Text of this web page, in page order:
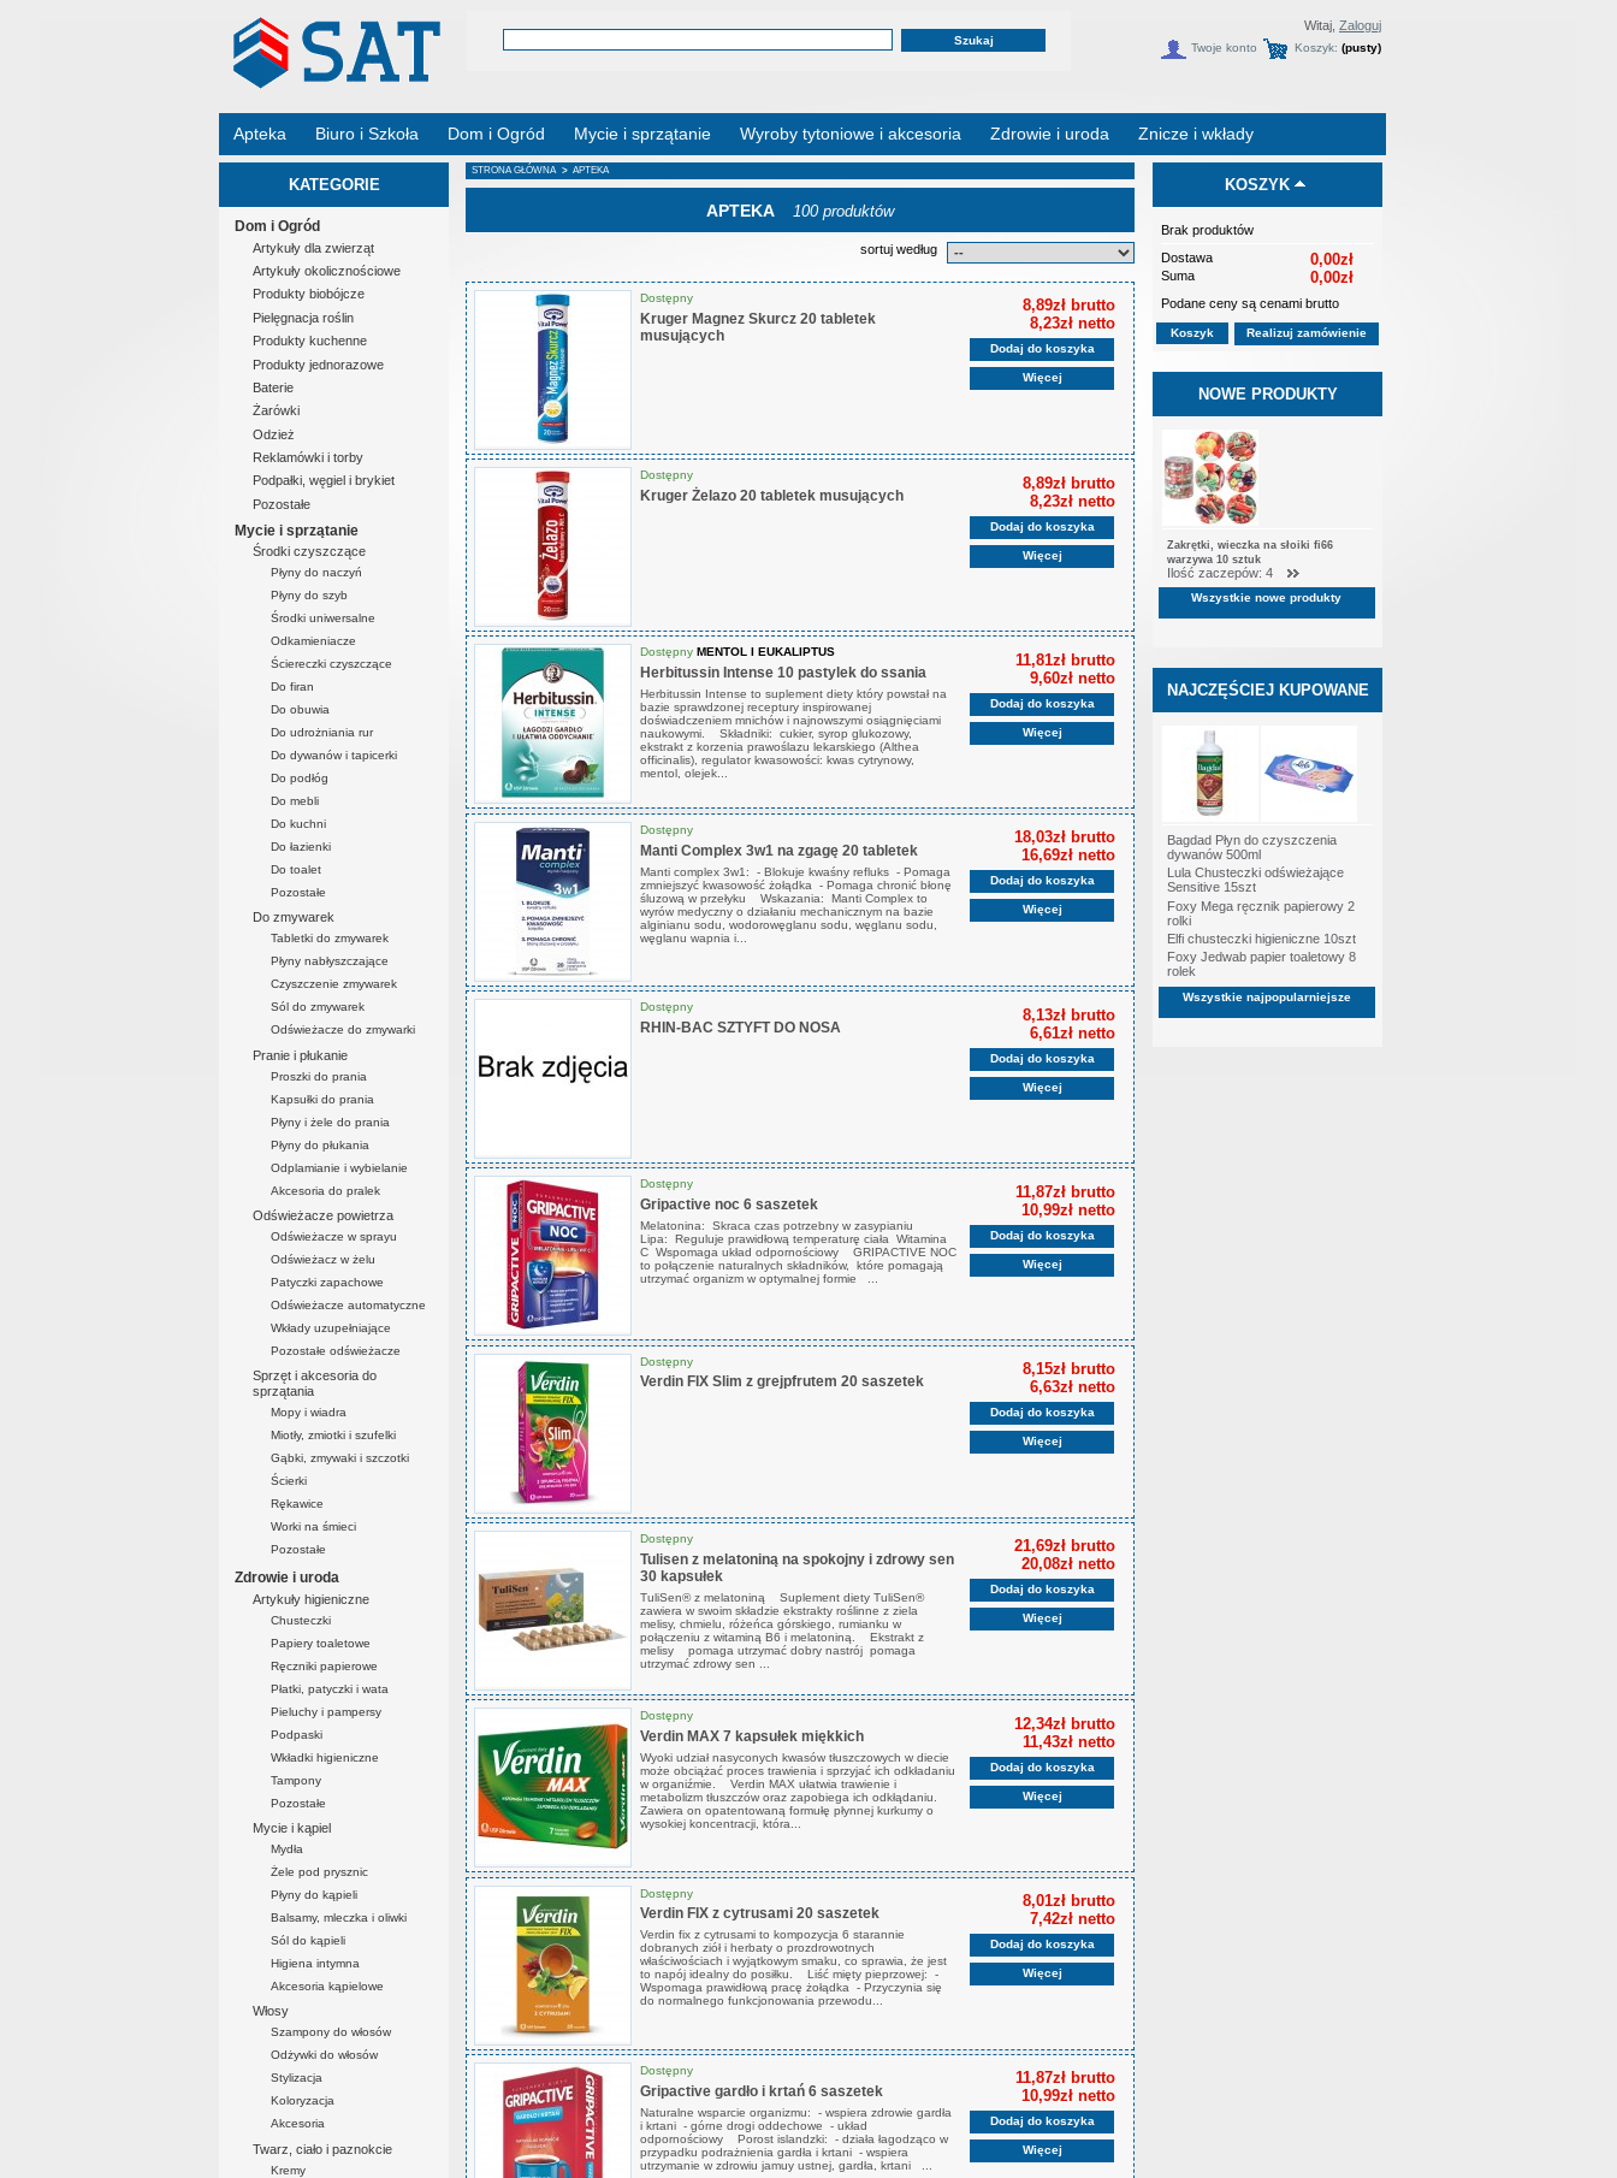
Witaj, Zaloguj
Koszyk: (pusty)
Twoje konto
Apteka Biuro i Szkoła Dom i Ogród Mycie i sprzątanie Wyroby tytoniowe i akcesoria Zdrowie i uroda Znicze i wkłady
KATEGORIE
Dom i Ogród
Artykuły dla zwierząt
Artykuły okolicznościowe
Produkty biobójcze
Pielęgnacja roślin
Produkty kuchenne
Produkty jednorazowe
Baterie
Żarówki
Odzież
Reklamówki i torby
Podpałki, węgiel i brykiet
Pozostałe
Mycie i sprzątanie
Środki czyszczące
Płyny do naczyń
Płyny do szyb
Środki uniwersalne
Odkamieniacze
Ściereczki czyszczące
Do firan
Do obuwia
Do udrożniania rur
Do dywanów i tapicerki
Do podłóg
Do mebli
Do kuchni
Do łazienki
Do toalet
Pozostałe
Do zmywarek
Tabletki do zmywarek
Płyny nabłyszczające
Czyszczenie zmywarek
Sól do zmywarek
Odświeżacze do zmywarki
Pranie i płukanie
Proszki do prania
Kapsułki do prania
Płyny i żele do prania
Płyny do płukania
Odplamianie i wybielanie
Akcesoria do pralek
Odświeżacze powietrza
Odświeżacze w sprayu
Odświeżacz w żelu
Patyczki zapachowe
Odświeżacze automatyczne
Wkłady uzupełniające
Pozostałe odświeżacze
Sprzęt i akcesoria do
sprzątania
Mopy i wiadra
Miotły, zmiotki i szufelki
Gąbki, zmywaki i szczotki
Ścierki
Rękawice
Worki na śmieci
Pozostałe
Zdrowie i uroda
Artykuły higieniczne
Chusteczki
Papiery toaletowe
Ręczniki papierowe
Płatki, patyczki i wata
Pieluchy i pampersy
Podpaski
Wkładki higieniczne
Tampony
Pozostałe
Mycie i kąpiel
Mydła
Żele pod prysznic
Płyny do kąpieli
Balsamy, mleczka i oliwki
Sól do kąpieli
Higiena intymna
Akcesoria kąpielowe
Włosy
Szampony do włosów
Odżywki do włosów
Stylizacja
Koloryzacja
Akcesoria
Twarz, ciało i paznokcie
Kremy
STRONA GŁÓWNA > APTEKA
APTEKA 100 produktów
sortuj według
Dostępny
Kruger Magnez Skurcz 20 tabletek
musujących
8,89zł brutto
8,23zł netto
Dodaj do koszyka
Więcej
Dostępny
Kruger Żelazo 20 tabletek musujących
8,89zł brutto
8,23zł netto
Dodaj do koszyka
Więcej
Dostępny MENTOL I EUKALIPTUS
Herbitussin Intense 10 pastylek do ssania
Herbitussin Intense to suplement diety który powstał na
bazie sprawdzonej receptury inspirowanej
doświadczeniem mnichów i najnowszymi osiągnięciami
naukowymi. Składniki: cukier, syrop glukozowy,
ekstrakt z korzenia prawoślazu lekarskiego (Althea
officinalis), regulator kwasowości: kwas cytrynowy,
mentol, olejek...
11,81zł brutto
9,60zł netto
Dodaj do koszyka
Więcej
Dostępny
Manti Complex 3w1 na zgagę 20 tabletek
Manti complex 3w1: - Blokuje kwaśny refluks - Pomaga
zmniejszyć kwasowość żołądka - Pomaga chronić błonę
śluzową w przełyku Wskazania: Manti Complex to
wyrów medyczny o działaniu mechanicznym na bazie
alginianu sodu, wodorowęglanu sodu, węglanu sodu,
węglanu wapnia i...
18,03zł brutto
16,69zł netto
Dodaj do koszyka
Więcej
Dostępny
RHIN-BAC SZTYFT DO NOSA
8,13zł brutto
6,61zł netto
Dodaj do koszyka
Więcej
Dostępny
Gripactive noc 6 saszetek
Melatonina: Skraca czas potrzebny w zasypianiu
Lipa: Reguluje prawidłową temperaturę ciała Witamina
C Wspomaga układ odpornościowy GRIPACTIVE NOC
to połączenie naturalnych składników, które pomagają
utrzymać organizm w optymalnej formie ...
11,87zł brutto
10,99zł netto
Dodaj do koszyka
Więcej
Dostępny
Verdin FIX Slim z grejpfrutem 20 saszetek
8,15zł brutto
6,63zł netto
Dodaj do koszyka
Więcej
Dostępny
Tulisen z melatoniną na spokojny i zdrowy sen
30 kapsułek
TuliSen® z melatoniną Suplement diety TuliSen®
zawiera w swoim składzie ekstrakty roślinne z ziela
melisy, chmielu, różeńca górskiego, rumianku w
połączeniu z witaminą B6 i melatoniną. Ekstrakt z
melisy pomaga utrzymać dobry nastrój pomaga
utrzymać zdrowy sen ...
21,69zł brutto
20,08zł netto
Dodaj do koszyka
Więcej
Dostępny
Verdin MAX 7 kapsułek miękkich
Wyoki udział nasyconych kwasów tłuszczowych w diecie
może obciążać proces trawienia i sprzyjać ich odkładaniu
w organiźmie. Verdin MAX ułatwia trawienie i
metabolizm tłuszczów oraz zapobiega ich odkłądaniu.
Zawiera on opatentowaną formułę płynnej kurkumy o
wysokiej koncentracji, która...
12,34zł brutto
11,43zł netto
Dodaj do koszyka
Więcej
Dostępny
Verdin FIX z cytrusami 20 saszetek
Verdin fix z cytrusami to kompozycja 6 starannie
dobranych ziół i herbaty o prozdrowotnych
właściwościach i wyjątkowym smaku, co sprawia, że jest
to napój idealny do posiłku. Liść mięty pieprzowej: -
Wspomaga prawidłową pracę żołądka - Przyczynia się
do normalnego funkcjonowania przewodu...
8,01zł brutto
7,42zł netto
Dodaj do koszyka
Więcej
Dostępny
Gripactive gardło i krtań 6 saszetek
Naturalne wsparcie organizmu: - wspiera zdrowie gardła
i krtani - górne drogi oddechowe - układ
odpornościowy Porost islandzki: - działa łagodząco w
przypadku podrażnienia gardła i krtani - wspiera
utrzymanie w zdrowiu jamuy ustnej, gardła, krtani ...
11,87zł brutto
10,99zł netto
Dodaj do koszyka
Więcej
KOSZYK
Brak produktów
Dostawa
0,00zł
Suma 0,00zł
Podane ceny są cenami brutto
Koszyk Realizuj zamówienie
NOWE PRODUKTY
Zakrętki, wieczka na słoiki fi66
warzywa 10 sztuk
Ilość zaczepów: 4
Wszystkie nowe produkty
NAJCZĘŚCIEJ KUPOWANE
Bagdad Płyn do czyszczenia
dywanów 500ml
Lula Chusteczki odświeżające
Sensitive 15szt
Foxy Mega ręcznik papierowy 2
rolki
Elfi chusteczki higieniczne 10szt
Foxy Jedwab papier toaletowy 8
rolek
Wszystkie najpopularniejsze